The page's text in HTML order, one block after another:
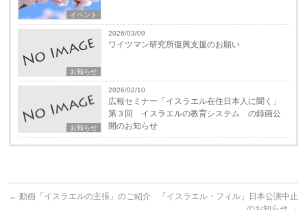
イベント
お知らせ
2026/03/09
ワイツマン研究所復興支援のお願い
お知らせ
2026/02/10
広報セミナー「イスラエル在住日本人に聞く」
第３回 イスラエルの教育システム の録画公
開のお知らせ
← 動画「イスラエルの主張」のご紹介
「イスラエル・フィル」日本公演中止